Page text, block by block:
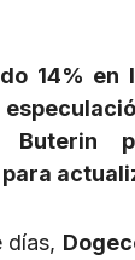
14% en
días,